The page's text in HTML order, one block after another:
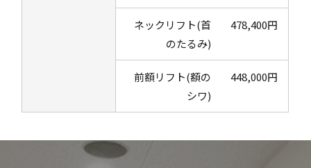
ネックリフト(首
のたるみ)
478,400円
前額リフト(額の
シワ)
448,000円